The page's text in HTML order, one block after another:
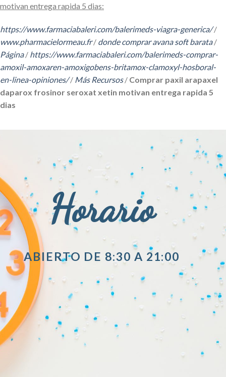
motivan entrega rapida 5 dias:
https://www.farmaciabaleri.com/balerimeds-viagra-generica//
www.pharmacielormeau.fr/ donde comprar avana soft barata/
Página/ https://www.farmaciabaleri.com/balerimeds-comprar-
amoxil-amoxaren-amoxigobens-britamox-clamoxyl-hosboral-
en-linea-opiniones// Más Recursos/ Comprar paxil arapaxel
daparox frosinor seroxat xetin motivan entrega rapida 5
dias
Horario
ABIERTO DE 8:30 A 21:00